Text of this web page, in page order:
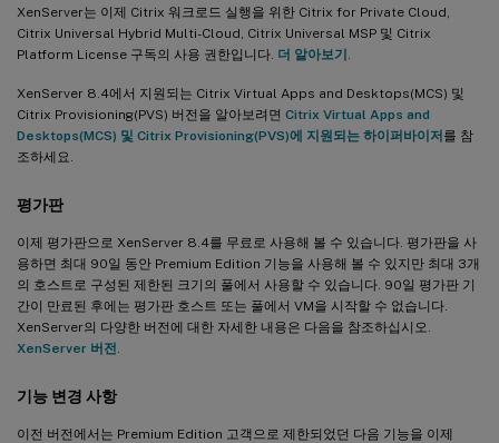
XenServer는 이제 Citrix 워크로드 실행을 위한 Citrix for Private Cloud,
Citrix Universal Hybrid Multi-Cloud, Citrix Universal MSP 및 Citrix
Platform License 구독의 사용 권한입니다. 더 알아보기
XenServer 8.4에서 지원되는 Citrix Virtual Apps and Desktops(MCS) 및
Citrix Provisioning(PVS) 버전을 알아보려면 Citrix Virtual Apps and
Desktops(MCS) 및 Citrix Provisioning(PVS)에 지원되는 하이퍼바이저를 참
조하세요.
평가판
이제 평가판으로 XenServer 8.4를 무료로 사용해 볼 수 있습니다. 평가판을 사
용하면 최대 90일 동안 Premium Edition 기능을 사용해 볼 수 있지만 최대 3개
의 호스트로 구성된 제한된 크기의 풀에서 사용할 수 있습니다. 90일 평가판 기
간이 만료된 후에는 평가판 호스트 또는 풀에서 VM을 시작할 수 없습니다.
XenServer의 다양한 버전에 대한 자세한 내용은 다음을 참조하십시오.
XenServer 버전
기능 변경 사항
이전 버전에서는 Premium Edition 고객으로 제한되었던 다음 기능을 이제